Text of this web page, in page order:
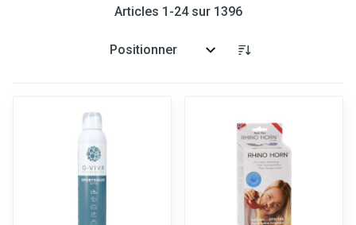
Articles 1 -24sur 1396
Trier par: